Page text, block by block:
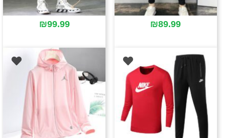
₪89.99
₪99.99